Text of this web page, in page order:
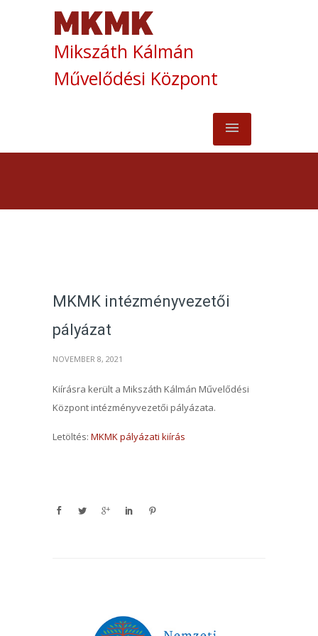
Mikszáth Kálmán
Művelődési Központ
MKMK intézményvezetői
pályázat
NOVEMBER 8, 2021
Kiírásra került a Mikszáth Kálmán Művelődési
Központ intézményvezetői pályázata.
Letöltés: MKMK pályázati kiírás